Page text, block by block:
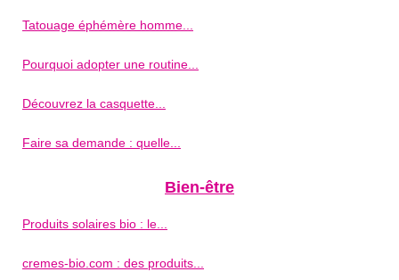
Tatouage éphémère homme...
Pourquoi adopter une routine...
Découvrez la casquette...
Faire sa demande : quelle...
Bien-être
Produits solaires bio : le...
cremes-bio.com : des produits...